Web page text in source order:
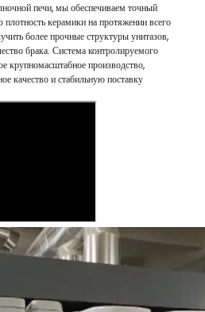
печи, мы обеспечиваем точный
керамики на протяжении всего
более прочные структуры унитазов,
брака. Система контролируемого
крупномасштабное производство,
качество и стабильную поставку